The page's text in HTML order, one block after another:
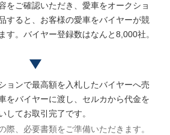
をご確認いただき、愛車をオークショ
すると、お客様の愛車をバイヤーが競
す。バイヤー登録数はなんと8,000社。
ョンで最高額を入札したバイヤーへ売
をバイヤーに渡し、セルカから代金を
してお取引完了です。
際、必要書類をご準備いただきます。